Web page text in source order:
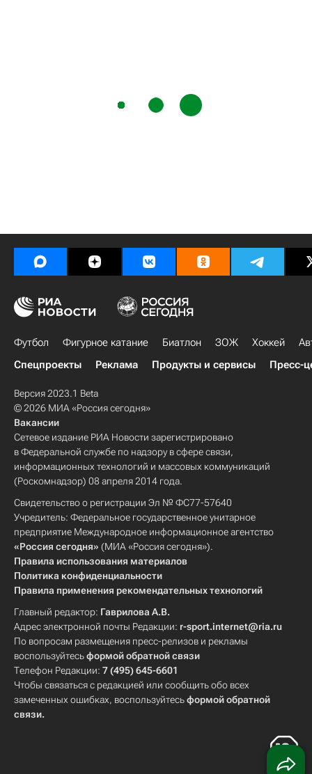
Футбол Фигурное катание Биатлон ЗОЖ Хоккей
Спецпроекты
Реклама Продукты и сервисы Пресс-
Версия 2023.1 Beta
© 2026 МИА «Россия сегодня»
Вакансии
Сетевое издание РИА Новости зарегистрировано
в Федеральной службе по надзору в сфере связи,
информационных технологий и массовых коммуникаций
(Роскомнадзор) 08 апреля 2014 года.
Свидетельство о регистрации Эл № ФС77-57640
Учредитель: Федеральное государственное унитарное
предприятие Международное информационное агентство
«Россия сегодня» (МИА «Россия сегодня»).
Правила использования материалов
Политика конфиденциальности
Правила применения рекомендательных технологий
Главный редактор: Гаврилова А.В.
Адрес электронной почты Редакции: r-sport.internet@ria.ru
По вопросам размещения пресс-релизов и рекламы
воспользуйтесьформой обратной связи
Телефон Редакции: 7 (495) 645-6601
Чтобы связаться с редакцией или сообщить обо всех
замеченных ошибках, воспользуйтесьформой обратной
связи.